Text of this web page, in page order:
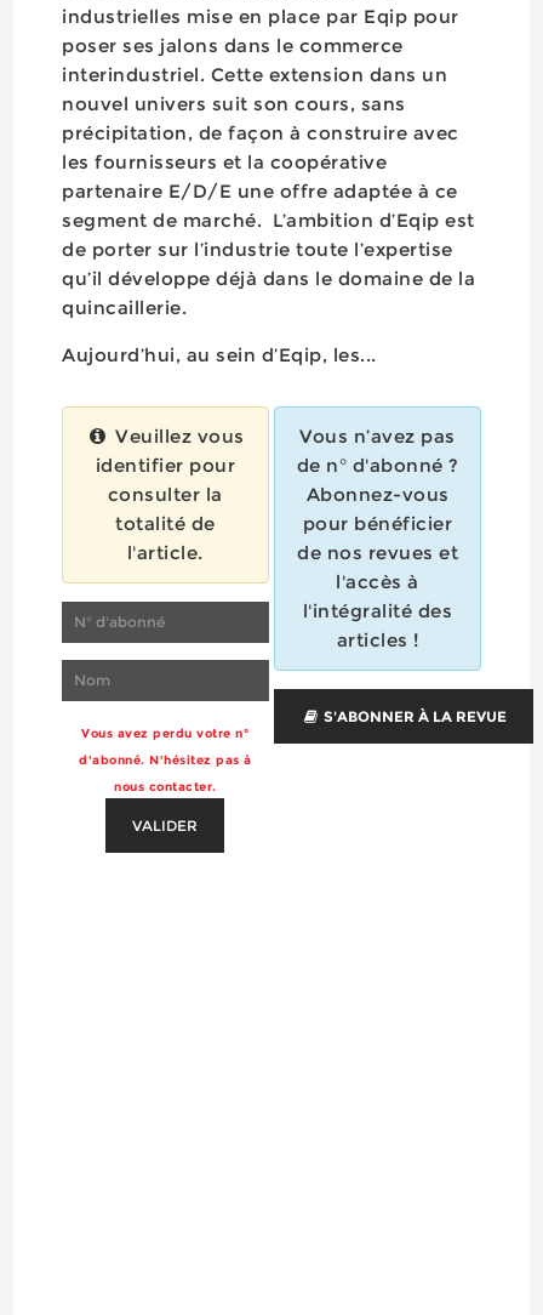
industrielles mise en place par Eqip pour
poser ses jalons dans le commerce
interindustriel. Cette extension dans un
nouvel univers suit son cours, sans
précipitation, de façon à construire avec
les fournisseurs et la coopérative
partenaire E/D/E une offre adaptée à ce
segment de marché. L’ambition d’Eqip est
de porter sur l’industrie toute l’expertise
qu’il développe déjà dans le domaine de la
quincaillerie.
Aujourd’hui, au sein d’Eqip, les...
Veuillez vous
identifier pour
consulter la
totalité de
l'article.
Vous avez perdu votre n°
d'abonné. N'hésitez pas à
nous contacter.
VALIDER
Vous n’avez pas
de n° d'abonné ?
Abonnez-vous
pour bénéficier
de nos revues et
l'accès à
l'intégralité des
articles !
S'ABONNER À LA REVUE